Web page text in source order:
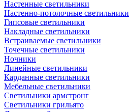
Настенные светильники
Настенно-потолочные светильники
Гипсовые светильники
Накладные светильники
Встраиваемые светильники
Точечные светильники
Ночники
Линейные светильники
Карданные светильники
Мебельные светильники
Светильники армстронг
Светильники грильято